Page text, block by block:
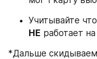
НЕ работает на
*Дальше